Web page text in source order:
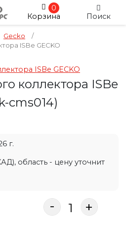
0
Корзина
Поиск
Gecko
/
ISBe GECKO
коллектора ISBe
cms014)
г.
область - цену уточнит
- +